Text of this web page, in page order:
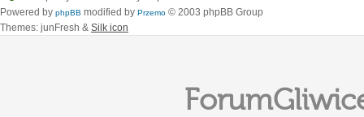
Powered by phpBB modified by Przemo © 2003 phpBB Group
Themes: junFresh & Silk icon